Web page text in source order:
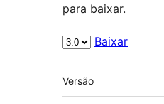
para baixar.
Baixar
Meta
Versão